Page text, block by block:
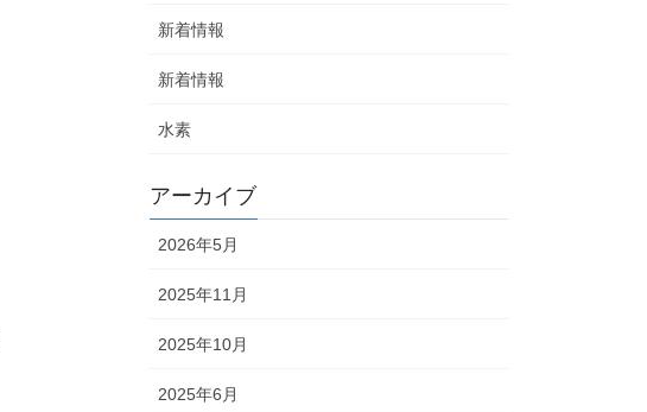
新着情報
新着情報
水素
アーカイブ
2026年5月
2025年11月
2025年10月
2025年6月